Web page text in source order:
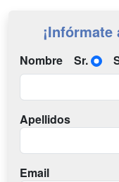
Nombre Sr.
Apellidos
Email